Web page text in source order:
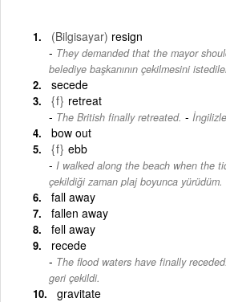
(Bilgisayar) resign
They demanded that the mayor
belediye başkanının çekilmesini
secede
{f} retreat
The British finally retreated. -
bow out
{f} ebb
I walked along the beach when the
çekildiği zaman plaj boyunca yürüdüm.
fall away
fallen away
fell away
recede
The flood waters have finally receded.
geri çekildi.
gravitate